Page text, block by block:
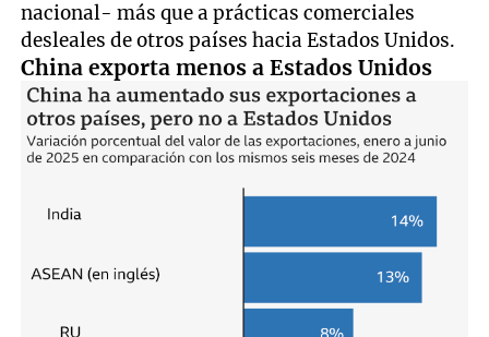
nacional- más que a prácticas comerciales
desleales de otros países hacia Estados Unidos.
China exporta menos a Estados Unidos